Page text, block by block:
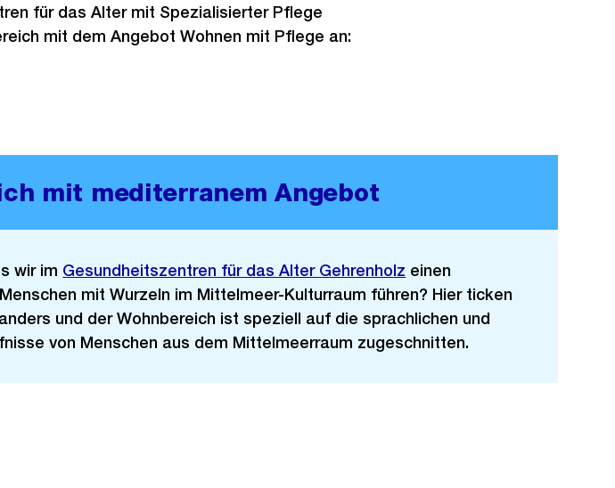
für das Alter mit Spezialisierter Pflege
mit dem Angebot Wohnen mit Pflege an:
mit mediterranem Angebot
wir im Gesundheitszentren für das Alter Gehrenholz einen
mit Wurzeln im Mittelmeer-Kulturraum führen? Hier ticken
und derWohnbereich ist speziell auf die sprachlichen und
von Menschen aus dem Mittelmeerraum zugeschnitten.